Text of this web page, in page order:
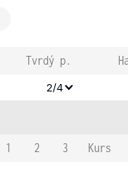
Tvrdý p.
2/4
1 2 3
Kurs